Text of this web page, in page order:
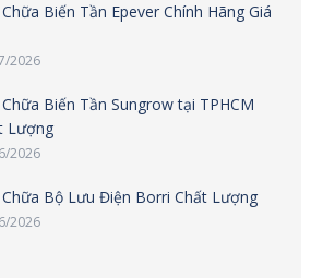
Biến Tần Epever Chính Hãng Giá
2026
Biến Tần Sungrow tại TPHCM
Lượng
2026
Bộ Lưu Điện Borri Chất Lượng
2026